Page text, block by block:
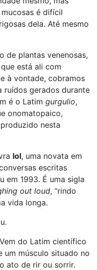
é difícil
dela. Até mesmo
de plantas venenosas,
que está ali com
à vontade, cobramos
ruídos gerados durante
é o Latim gurgulio,
onomatopaico,
nesta
lol, uma novata em
escritas
em 1993. É uma sigla
out loud, “rindo
vida longa.
do Latim científico
um músculo situado no
ato de rir ou sorrir.